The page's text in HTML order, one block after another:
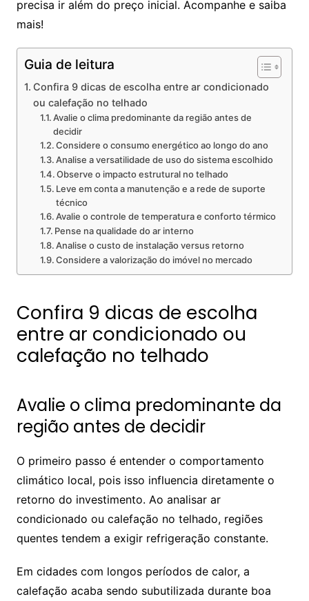
precisa ir além do preço inicial. Acompanhe e saiba
mais!
Guia de leitura
Confira 9 dicas de escolha entre ar condicionado
ou calefação no telhado
Avalie o clima predominante da região antes de
decidir
Considere o consumo energético ao longo do ano
Analise a versatilidade de uso do sistema escolhido
Observe o impacto estrutural no telhado
Leve em conta a manutenção e a rede de suporte
técnico
Avalie o controle de temperatura e conforto térmico
Pense na qualidade do ar interno
Analise o custo de instalação versus retorno
Considere a valorização do imóvel no mercado
Confira 9 dicas de escolha
entre ar condicionado ou
calefação no telhado
Avalie o clima predominante da
região antes de decidir
O primeiro passo é entender o comportamento
climático local, pois isso influencia diretamente o
retorno do investimento. Ao analisar ar
condicionado ou calefação no telhado, regiões
quentes tendem a exigir refrigeração constante.
Em cidades com longos períodos de calor, a
calefação acaba sendo subutilizada durante boa